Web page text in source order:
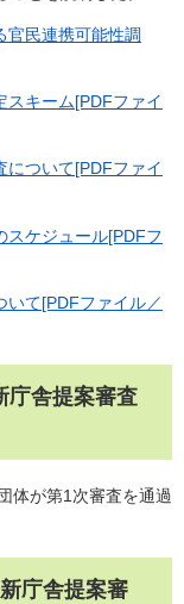
官民連携可能性調
スキーム[PDFファイ
について[PDFファイ
スケジュール[PDFフ
いて[PDFファイル／
舎提案審査
体が第1次審査を通過
庁舎提案審